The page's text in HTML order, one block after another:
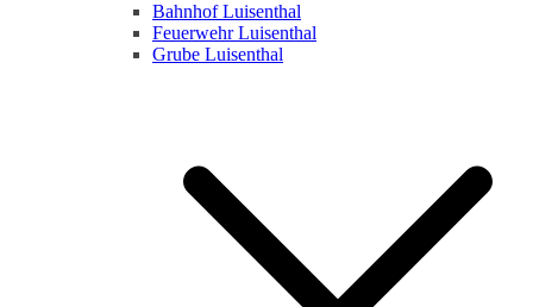
Bahnhof Luisenthal
Feuerwehr Luisenthal
Grube Luisenthal